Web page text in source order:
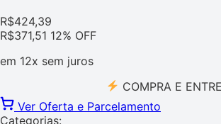
R$424,39
R$371,51 12% OFF
em 12x sem juros
COMPRA E ENTREGA
Ver Oferta e Parcelamento
Categorias: